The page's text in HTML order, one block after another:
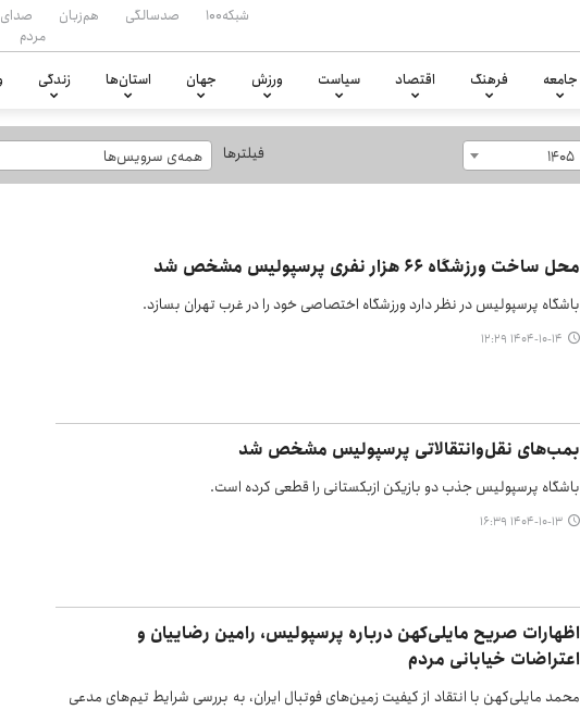
شبکه۱۰۰ صدسالگی هم‌زبان
صدای
مردم
جامعه فرهنگ اقتصاد سیاست ورزش جهان استان‌ها زندگی
1405 فیلترها همه‌ی سرویس‌ها
محل ساخت ورزشگاه ۶۶ هزار نفری پرسپولیس مشخص شد
باشگاه پرسپولیس در نظر دارد ورزشگاه اختصاصی خود را در غرب تهران بسازد.
۱۴۰۴-۱۰-۱۴ ۱۲:۲۹
بمب‌های نقل‌وانتقالاتی پرسپولیس مشخص شد
باشگاه پرسپولیس جذب دو بازیکن ازبکستانی را قطعی کرده است.
۱۴۰۴-۱۰-۱۳ ۱۶:۳۹
اظهارات صریح مایلی‌کهن درباره پرسپولیس، رامین رضاییان و
اعتراضات خیابانی مردم
محمد مایلی‌کهن با انتقاد از کیفیت زمین‌های فوتبال ایران، به بررسی شرایط تیم‌های مدعی